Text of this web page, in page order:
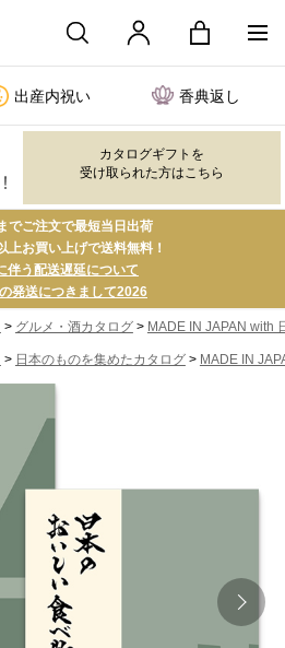
出産内祝い 香典返し
カタログギフトを
受け取られた方はこちら
でご注文で最短当日出荷
上お買い上げで送料無料！
伴う配送遅延について
発送につきまして2026
> グルメ・酒カタログ> MADE IN JAPAN with
> 日本のものを集めたカタログ> MADE IN